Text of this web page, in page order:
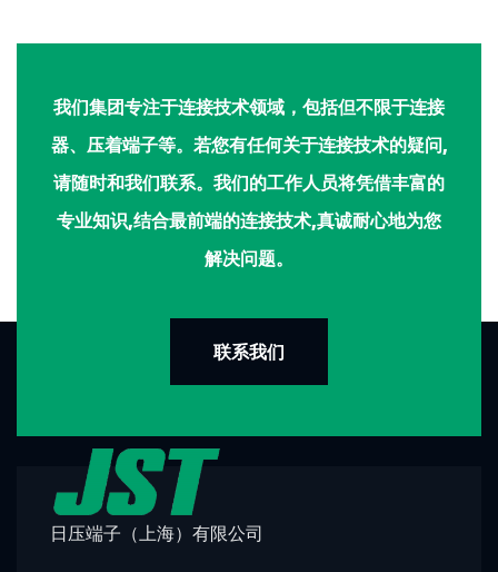
我们集团专注于连接技术领域，包括但不限于连接
器、压着端子等。若您有任何关于连接技术的疑问,
请随时和我们联系。我们的工作人员将凭借丰富的
专业知识,结合最前端的连接技术,真诚耐心地为您
解决问题。
联系我们
日压端子（上海）有限公司